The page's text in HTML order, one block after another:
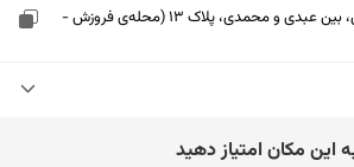
تهران، ولیعصر، فروزش، بین عبدی و محمدی، پلاک 13 (محله‌ی فروزش -
اﯾﻦ ﻣﮑﺎن اﻣﺘﯿﺎز دﻫﯿﺪ